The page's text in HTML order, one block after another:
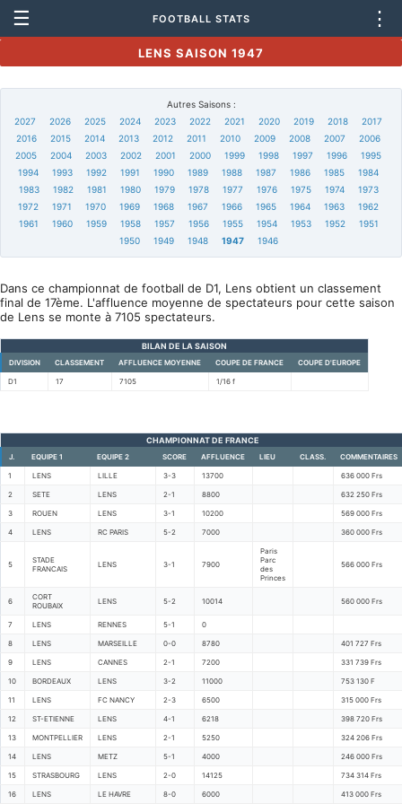
☰ FOOTBALL STATS ⋮
LENS SAISON 1947
Autres Saisons :
2027
2026 2025 2024 2023 2022 2021 2020 2019 2018
2017
2016
2015 2014 2013 2012 2011 2010 2009 2008 2007
2006
2005
2004 2003 2002 2001 2000 1999 1998 1997 1996
1995
1994
1993 1992 1991 1990 1989 1988 1987 1986 1985
1984
1983
1982 1981 1980 1979 1978 1977 1976 1975 1974
1973
1972
1971 1970 1969 1968 1967 1966 1965 1964 1963
1962
1961
1960 1959 1958 1957 1956 1955 1954 1953 1952
1951
1950
1949 1948 1947 1946
Dans ce championnat de football de D1, Lens obtient un classement
final de 17ème. L'affluence moyenne de spectateurs pour cette saison
de Lens se monte à 7105 spectateurs.
BILAN DE LA SAISON
DIVISION CLASSEMENT AFFLUENCE MOYENNE COUPE DE FRANCE COUPE D'EUROPE
D1 17 7105 1/16 f
CHAMPIONNAT DE FRANCE
J. EQUIPE 1 EQUIPE 2 SCORE AFFLUENCE LIEU CLASS. COMMENTAIRES
1 LENS LILLE 3-3 13700 636 000 Frs
2 SETE LENS 2-1 8800 632 250 Frs
3 ROUEN LENS 3-1 10200 569 000 Frs
4 LENS RC PARIS 5-2 7000 360 000 Frs
5
STADE
FRANCAIS
LENS 3-1 7900
Paris
Parc
des
Princes
566 000 Frs
6
CORT
ROUBAIX
LENS 5-2 10014 560 000 Frs
7 LENS RENNES 5-1 0
8 LENS MARSEILLE 0-0 8780 401 727 Frs
9 LENS CANNES 2-1 7200 331 739 Frs
10 BORDEAUX LENS 3-2 11000 753 130 F
11 LENS FC NANCY 2-3 6500 315 000 Frs
12 ST-ETIENNE LENS 4-1 6218 398 720 Frs
13 MONTPELLIER LENS 2-1 5250 324 206 Frs
14 LENS METZ 5-1 4000 246 000 Frs
15 STRASBOURG LENS 2-0 14125 734 314 Frs
16 LENS LE HAVRE 8-0 6000 413 000 Frs